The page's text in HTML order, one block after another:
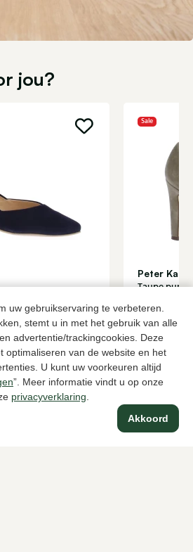
uw gebruikservaring te verbeteren.
stemt u in met het gebruik van alle
advertentie/trackingcookies. Deze
optimaliseren van de website en het
U kunt uw voorkeuren altijd
”. Meer informatie vindt u op onze
privacyverklaring
Akkoord
jou?
Sale
Peter
Taupe
179,95
alle producten
in Den Haag